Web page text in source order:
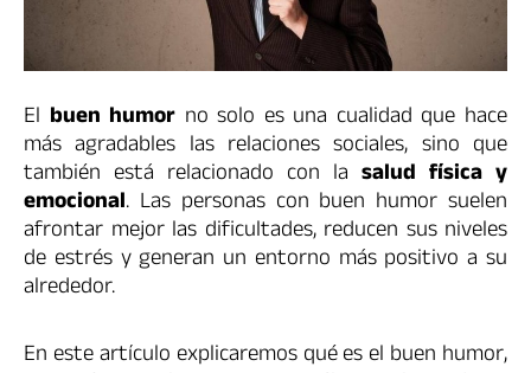
El buen humor no solo es una cualidad que hace
más agradables las relaciones sociales, sino que
también está relacionado con la salud física y
emocional. Las personas con buen humor suelen
afrontar mejor las dificultades, reducen sus niveles
de estrés y generan un entorno más positivo a su
alrededor.
En este artículo explicaremos qué es el buen humor,